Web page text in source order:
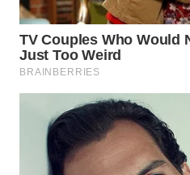
TAPANULI
WN
TANJUNG
LESUNG
WN
KARO